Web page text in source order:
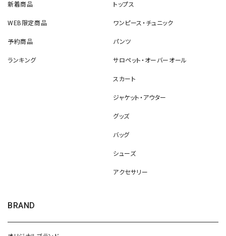
新着商品
WEB限定商品
予約商品
ランキング
トップス
ワンピース・チュニック
パンツ
サロペット・オーバーオール
スカート
ジャケット・アウター
グッズ
バッグ
シューズ
アクセサリー
BRAND